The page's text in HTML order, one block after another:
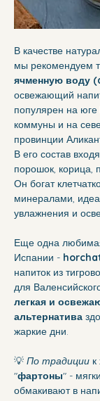
В качестве
мы рекомендуем
ячменную воду
освежающий
популярен на юге
коммуны и на
провинции
В его состав
порошок, корица,
Он богат
минералами,
увлажнения и
Еще одна
Испании -
напиток из
для
легкая и
альтернатива
жаркие дни.
💡 По традиции
"фартоны" -
обмакивают в